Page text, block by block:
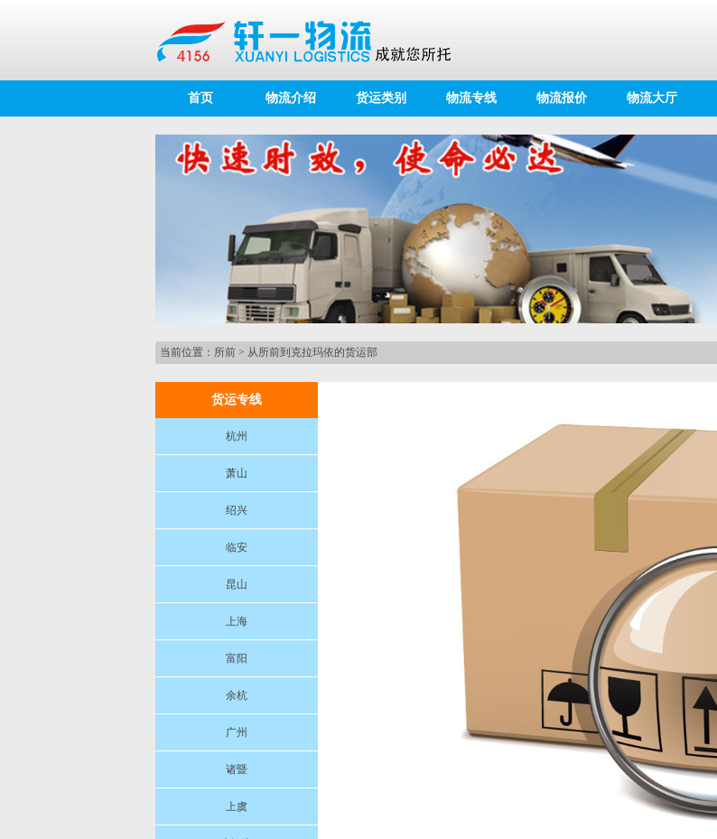
首页 物流介绍 货运类别 物流专线 物流报价 物流大厅
当前位置： 所前 > 从所前到克拉玛依的货运部
货运专线
杭州
萧山
绍兴
临安
昆山
上海
富阳
余杭
广州
诸暨
上虞